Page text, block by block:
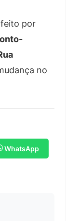
feito por
no
WhatsApp